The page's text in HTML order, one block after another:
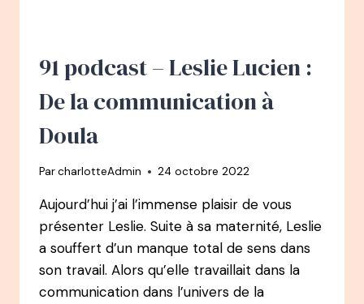
RH
AUTEURE
AYURVÉDA
91 podcast – Leslie Lucien :
De la communication à
Doula
ParcharlotteAdmin 24 octobre 2022
Aujourd’hui j’ai l’immense plaisir de vous
présenter Leslie. Suite à sa maternité, Leslie
a souffert d’un manque total de sens dans
son travail. Alors qu’elle travaillait dans la
communication dans l’univers de la